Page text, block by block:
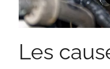
Les